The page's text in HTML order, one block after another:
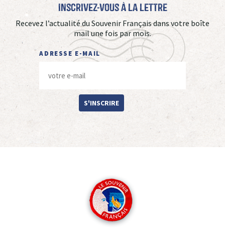
Inscrivez-vous à La Lettre
Recevez l’actualité du Souvenir Français dans votre boîte
mail une fois par mois.
ADRESSE E-MAIL
S'INSCRIRE